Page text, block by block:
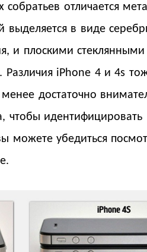
отличается
выделяется в виде
и плоскими
iPhone 4 и 4s
достаточно
чтобы
можете убедиться